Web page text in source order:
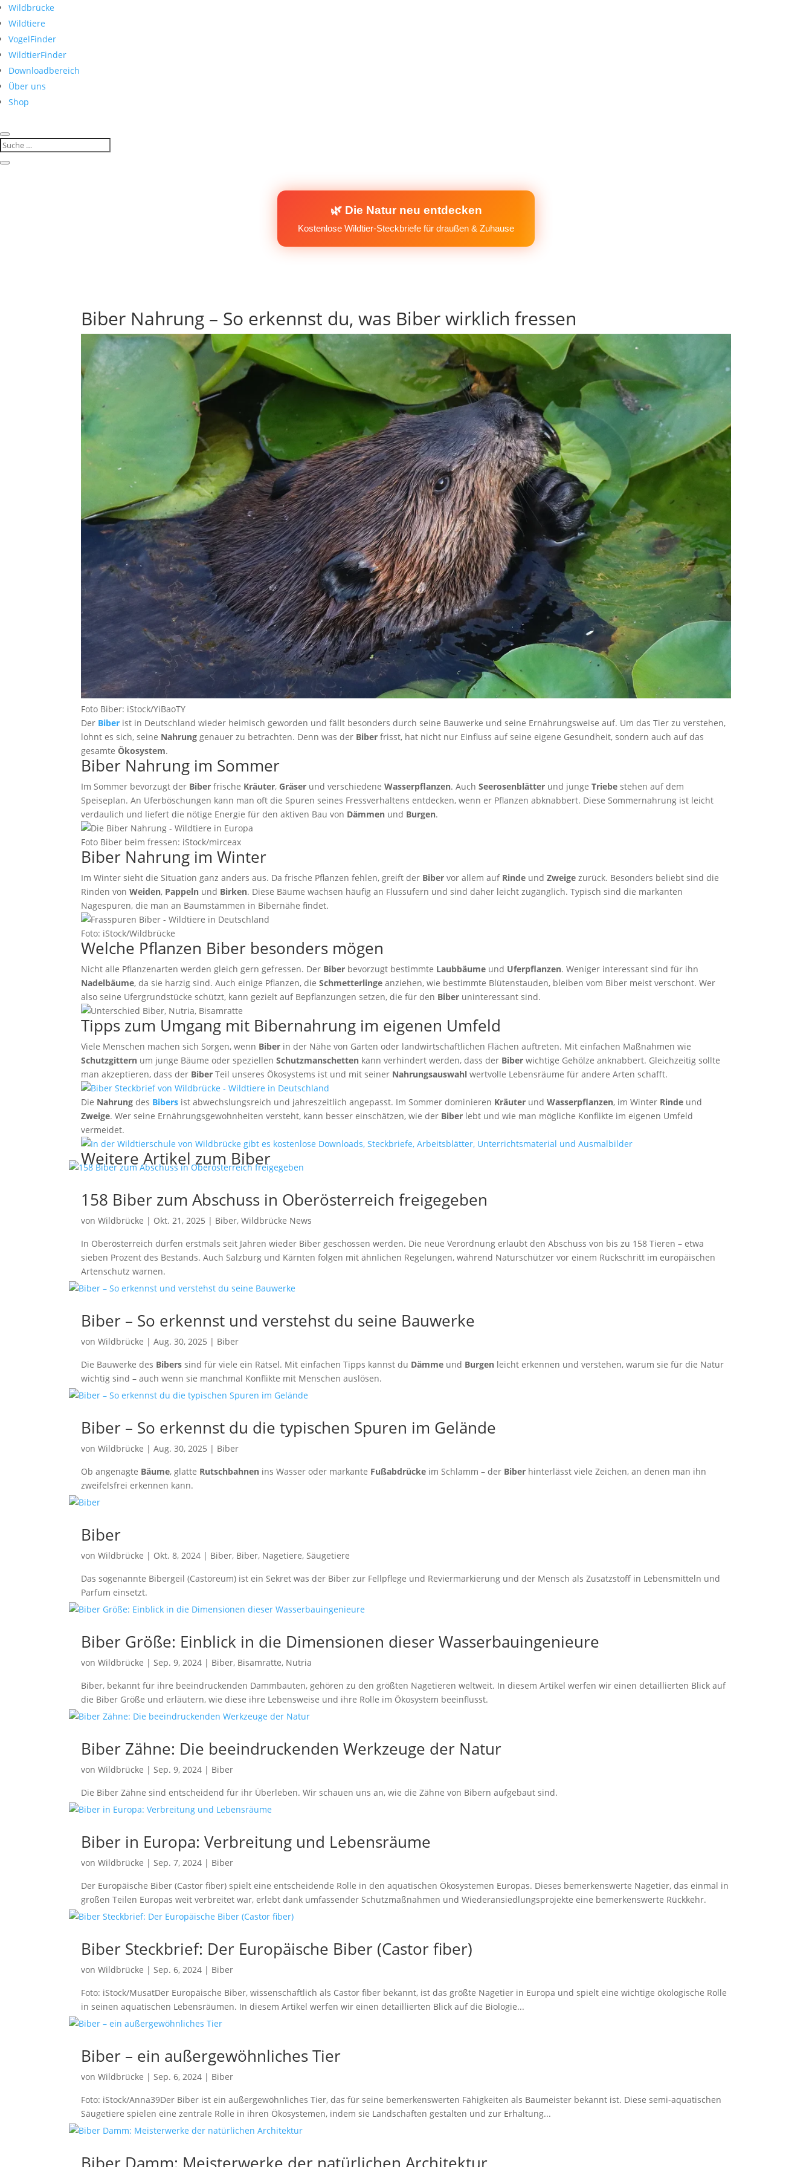
Wildbrücke
Wildtiere
VogelFinder
WildtierFinder
Downloadbereich
Über uns
Shop
🌿 Die Natur neu entdecken
Kostenlose Wildtier-Steckbriefe für draußen & Zuhause
Biber Nahrung – So erkennst du, was Biber wirklich fressen
Foto Biber: iStock/YiBaoTY
Der Biber ist in Deutschland wieder heimisch geworden und fällt besonders durch seine Bauwerke und seine Ernährungsweise auf. Um das Tier zu verstehen,
lohnt es sich, seine Nahrung genauer zu betrachten. Denn was der Biber frisst, hat nicht nur Einfluss auf seine eigene Gesundheit, sondern auch auf das
gesamteÖkosystem.
Biber Nahrung im Sommer
Im Sommer bevorzugt der Biber frische Kräuter,Gräser und verschiedeneWasserpflanzen. AuchSeerosenblätter und jungeTriebe stehen auf dem
Speiseplan. An Uferböschungen kann man oft die Spuren seines Fressverhaltens entdecken, wenn er Pflanzen abknabbert. Diese Sommernahrung ist leicht
verdaulich und liefert die nötige Energie für den aktiven Bau von Dämmen und Burgen.
Foto Biber beim fressen: iStock/mirceax
Biber Nahrung im Winter
Im Winter sieht die Situation ganz anders aus. Da frische Pflanzen fehlen, greift der Biber vor allem auf Rinde undZweige zurück. Besonders beliebt sind die
Rinden vonWeiden, Pappeln und Birken. Diese Bäume wachsen häufig an Flussufern und sind daher leicht zugänglich. Typisch sind die markanten
Nagespuren, die man an Baumstämmen in Bibernähe findet.
Foto: iStock/Wildbrücke
Welche Pflanzen Biber besonders mögen
Nicht alle Pflanzenarten werden gleich gern gefressen. Der Biber bevorzugt bestimmte Laubbäume und Uferpflanzen. Weniger interessant sind für ihn
Nadelbäume, da sie harzig sind. Auch einige Pflanzen, dieSchmetterlinge anziehen, wie bestimmte Blütenstauden, bleiben vom Biber meist verschont. Wer
also seine Ufergrundstücke schützt, kann gezielt auf Bepflanzungen setzen, die für den Biber uninteressant sind.
Tipps zum Umgang mit Bibernahrung im eigenen Umfeld
Viele Menschen machen sich Sorgen, wenn Biber in der Nähe von Gärten oder landwirtschaftlichen Flächen auftreten. Mit einfachen Maßnahmen wie
Schutzgittern um junge Bäume oder speziellenSchutzmanschetten kann verhindert werden, dass der Biber wichtige Gehölze anknabbert. Gleichzeitig sollte
man akzeptieren, dass der Biber Teil unseres Ökosystems ist und mit seiner Nahrungsauswahl wertvolle Lebensräume für andere Arten schafft.
Die Nahrung des Bibers ist abwechslungsreich und jahreszeitlich angepasst. Im Sommer dominieren Kräuter undWasserpflanzen, im Winter Rinde und
Zweige. Wer seine Ernährungsgewohnheiten versteht, kann besser einschätzen, wie der Biber lebt und wie man mögliche Konflikte im eigenen Umfeld
vermeidet.
Weitere Artikel zum Biber
158 Biber zum Abschuss in Oberösterreich freigegeben
vonWildbrücke | Okt. 21, 2025 | Biber,Wildbrücke News
In Oberösterreich dürfen erstmals seit Jahren wieder Biber geschossen werden. Die neue Verordnung erlaubt den Abschuss von bis zu 158 Tieren – etwa
sieben Prozent des Bestands. Auch Salzburg und Kärnten folgen mit ähnlichen Regelungen, während Naturschützer vor einem Rückschritt im europäischen
Artenschutz warnen.
Biber – So erkennst und verstehst du seine Bauwerke
vonWildbrücke |Aug. 30, 2025 | Biber
Die Bauwerke des Bibers sind für viele ein Rätsel. Mit einfachen Tipps kannst du Dämme und Burgen leicht erkennen und verstehen, warum sie für die Natur
wichtig sind – auch wenn sie manchmal Konflikte mit Menschen auslösen.
Biber – So erkennst du die typischen Spuren im Gelände
vonWildbrücke |Aug. 30, 2025 | Biber
Ob angenagte Bäume, glatte Rutschbahnen ins Wasser oder markante Fußabdrücke im Schlamm – der Biber hinterlässt viele Zeichen, an denen man ihn
zweifelsfrei erkennen kann.
Biber
vonWildbrücke | Okt. 8, 2024 | Biber, Biber, Nagetiere,Säugetiere
Das sogenannte Bibergeil (Castoreum) ist ein Sekret was der Biber zur Fellpflege und Reviermarkierung und der Mensch als Zusatzstoff in Lebensmitteln und
Parfum einsetzt.
Biber Größe: Einblick in die Dimensionen dieser Wasserbauingenieure
vonWildbrücke |Sep. 9, 2024 | Biber, Bisamratte, Nutria
Biber, bekannt für ihre beeindruckenden Dammbauten, gehören zu den größten Nagetieren weltweit. In diesem Artikel werfen wir einen detaillierten Blick auf
die Biber Größe und erläutern, wie diese ihre Lebensweise und ihre Rolle im Ökosystem beeinflusst.
Biber Zähne: Die beeindruckenden Werkzeuge der Natur
vonWildbrücke |Sep. 9, 2024 | Biber
Die Biber Zähne sind entscheidend für ihr Überleben. Wir schauen uns an, wie die Zähne von Bibern aufgebaut sind.
Biber in Europa: Verbreitung und Lebensräume
vonWildbrücke |Sep. 7, 2024 | Biber
Der Europäische Biber (Castor fiber) spielt eine entscheidende Rolle in den aquatischen Ökosystemen Europas. Dieses bemerkenswerte Nagetier, das einmal in
großen Teilen Europas weit verbreitet war, erlebt dank umfassender Schutzmaßnahmen und Wiederansiedlungsprojekte eine bemerkenswerte Rückkehr.
Biber Steckbrief: Der Europäische Biber (Castor fiber)
vonWildbrücke |Sep. 6, 2024 | Biber
Foto: iStock/MusatDer Europäische Biber, wissenschaftlich als Castor fiber bekannt, ist das größte Nagetier in Europa und spielt eine wichtige ökologische Rolle
in seinen aquatischen Lebensräumen. In diesem Artikel werfen wir einen detaillierten Blick auf die Biologie...
Biber – ein außergewöhnliches Tier
vonWildbrücke |Sep. 6, 2024 | Biber
Foto: iStock/Anna39Der Biber ist ein außergewöhnliches Tier, das für seine bemerkenswerten Fähigkeiten als Baumeister bekannt ist. Diese semi-aquatischen
Säugetiere spielen eine zentrale Rolle in ihren Ökosystemen, indem sie Landschaften gestalten und zur Erhaltung...